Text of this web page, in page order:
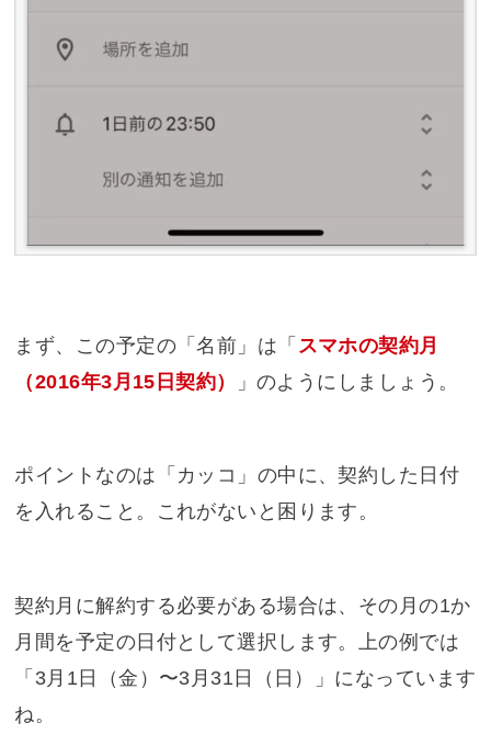
まず、この予定の「名前」は「 スマホの契約月
（2016年3月15日契約）
」のようにしましょう。
ポイントなのは「カッコ」の中に、契約した日付
を入れること。これがないと困ります。
契約月に解約する必要がある場合は、その月の1か
月間を予定の日付として選択します。上の例では
「3月1日（金）〜3月31日（日）」になっています
ね。